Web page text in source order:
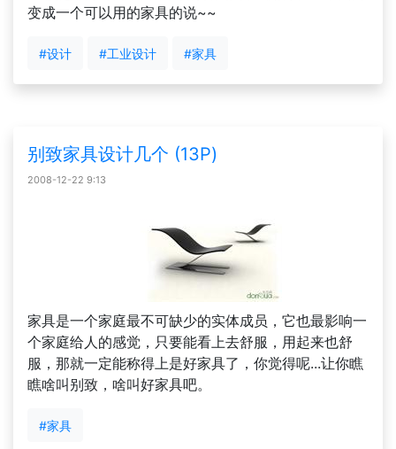
变成一个可以用的家具的说~~
#设计 #工业设计 #家具
别致家具设计几个 (13P)
2008-12-22 9:13
家具是一个家庭最不可缺少的实体成员，它也最影响一
个家庭给人的感觉，只要能看上去舒服，用起来也舒
服，那就一定能称得上是好家具了，你觉得呢...让你瞧
瞧啥叫别致，啥叫好家具吧。
#家具